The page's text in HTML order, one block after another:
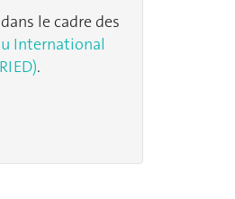
le cadre des
International
.